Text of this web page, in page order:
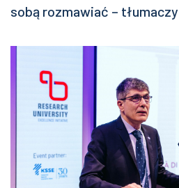
sobą rozmawiać –